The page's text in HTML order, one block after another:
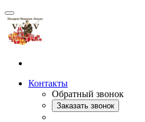
Контакты
Обратный звонок
Заказать звонок